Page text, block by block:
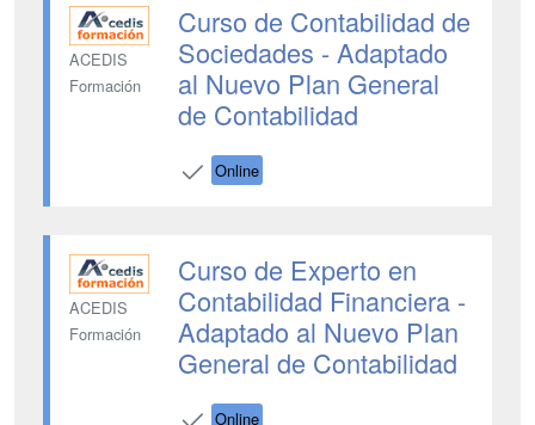
ACEDIS
Formación
Curso de Contabilidad de
Sociedades - Adaptado
al Nuevo Plan General
de Contabilidad
Online
ACEDIS
Formación
Curso de Experto en
Contabilidad Financiera -
Adaptado al Nuevo Plan
General de Contabilidad
Online